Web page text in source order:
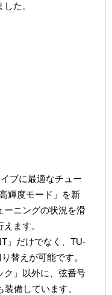
た。
ブに最適なチュー
輝度モード」を新
ーニングの状況を滑
ます。
」だけでなく、TU-
替えが可能です。
ク」以外に、弦番号
備しています。